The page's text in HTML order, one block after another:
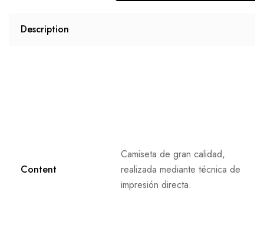
Description
Content
Camiseta de gran calidad,
realizada mediante técnica de
impresión directa.